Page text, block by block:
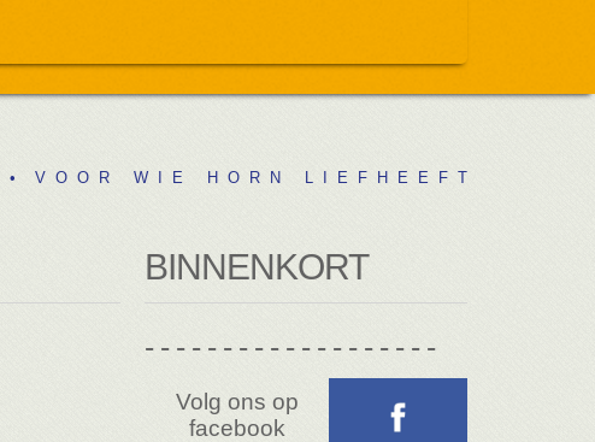
• V O O R W I E H O R N L I E F H E E F T
BINNENKORT
- - - - - - - - - - - - - - - - - - -
Volg ons op
facebook